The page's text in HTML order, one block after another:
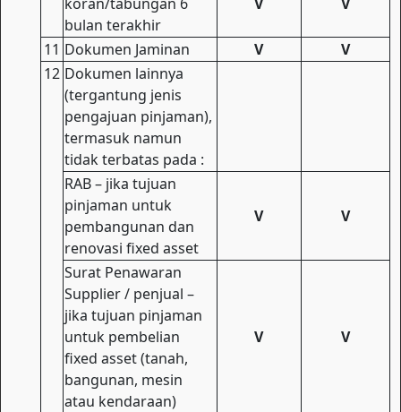
bulan terakhir
11 Dokumen Jaminan V
V
12 Dokumen lainnya
(tergantung jenis
pengajuan pinjaman),
termasuk namun
tidak terbatas pada :
RAB – jika tujuan
pinjaman untuk
pembangunan dan
renovasi fixed asset
V V
Surat Penawaran
Supplier / penjual –
jika tujuan pinjaman
untuk pembelian
fixed asset (tanah,
bangunan, mesin
atau kendaraan)
V V